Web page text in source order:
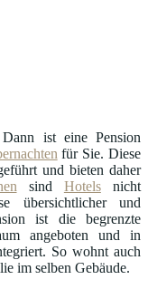
ist eine Pension
für Sie. Diese
und bieten daher
sind Hotelsnicht
übersichtlicher und
ist die begrenzte
angeboten und in
So wohnt auch
im selben Gebäude.